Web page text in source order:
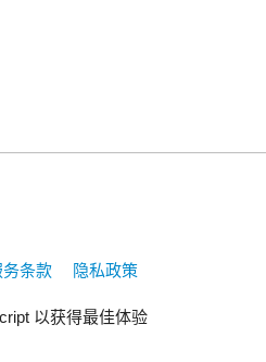
务条款 隐私政策
以获得最佳体验